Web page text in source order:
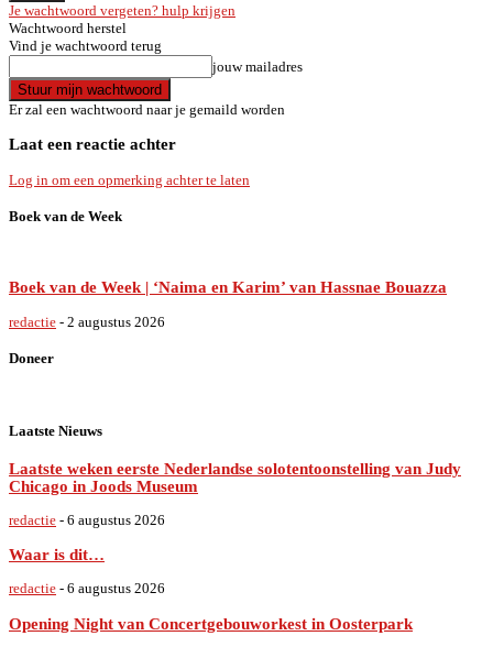
Je wachtwoord vergeten? hulp krijgen
Wachtwoord herstel
Vind je wachtwoord terug
jouw mailadres
Er zal een wachtwoord naar je gemaild worden
Laat een reactie achter
Log in om een opmerking achter te laten
Boek van de Week
Boek van de Week | ‘Naima en Karim’ van Hassnae Bouazza
redactie - 2 augustus 2026
Doneer
Laatste Nieuws
Laatste weken eerste Nederlandse solotentoonstelling van Judy
Chicago in Joods Museum
redactie - 6 augustus 2026
Waar is dit…
redactie - 6 augustus 2026
Opening Night van Concertgebouworkest in Oosterpark